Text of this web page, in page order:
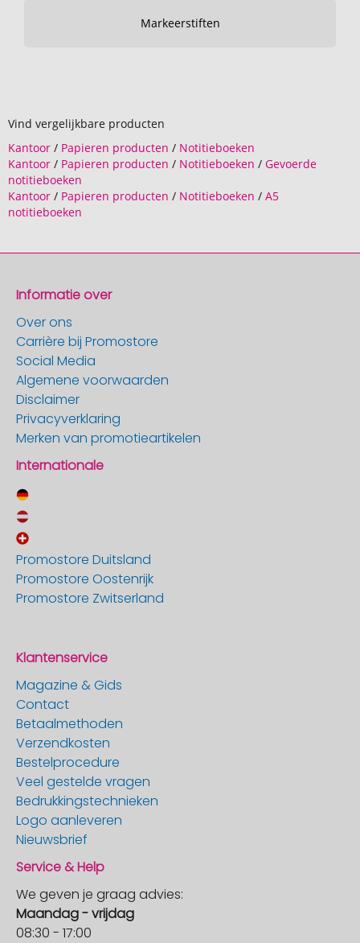
Markeerstiften
Vind vergelijkbare producten
Kantoor / Papieren producten / Notitieboeken
Kantoor / Papieren producten / Notitieboeken / Gevoerde
notitieboeken
Kantoor / Papieren producten / Notitieboeken / A5
notitieboeken
Informatie over
Over ons
Carrière bij Promostore
Social Media
Algemene voorwaarden
Disclaimer
Privacyverklaring
Merken van promotieartikelen
Internationale
Promostore Duitsland
Promostore Oostenrijk
Promostore Zwitserland
Klantenservice
Magazine & Gids
Contact
Betaalmethoden
Verzendkosten
Bestelprocedure
Veel gestelde vragen
Bedrukkingstechnieken
Logo aanleveren
Nieuwsbrief
Service & Help
We geven je graag advies:
Maandag - vrijdag
08:30 - 17:00